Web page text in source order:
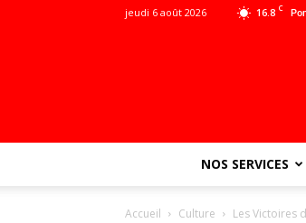
16.8 C
jeudi 6 août 2026
NOS SERVICES
Accueil Culture Les Victoires